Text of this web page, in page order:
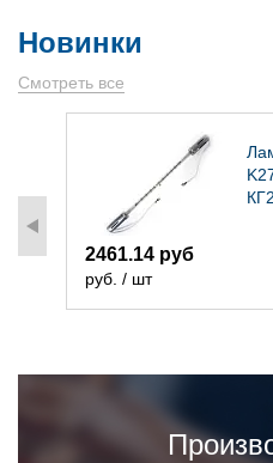
Новинки
Смотреть все
2461.14 руб
руб. / шт